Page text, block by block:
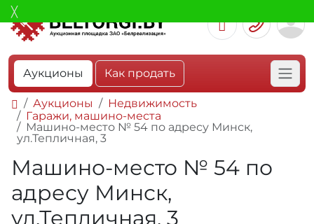
Аукционы Как продать
Аукционы
Недвижимость
Гаражи, машино-места
Машино-место № 54 по адресу Минск,
ул.Тепличная, 3
Машино-место № 54 по
адресу Минск,
ул.Тепличная, 3